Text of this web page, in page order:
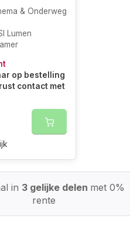
& Onderweg
Lumen
op bestelling
contact met
in 3 gelijke delen met 0%
rente